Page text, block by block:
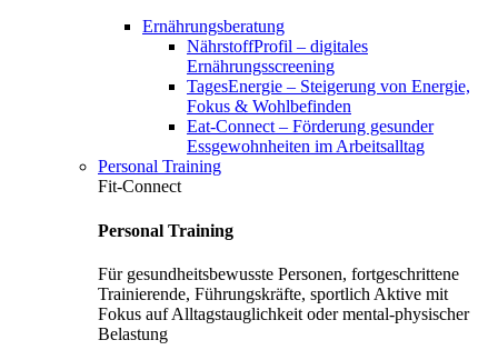
Ernährungsberatung
NährstoffProfil – digitales
Ernährungsscreening
TagesEnergie – Steigerung von Energie,
Fokus & Wohlbefinden
Eat-Connect – Förderung gesunder
Essgewohnheiten im Arbeitsalltag
Personal Training
Fit-Connect
Personal Training
Für gesundheitsbewusste Personen, fortgeschrittene
Trainierende, Führungskräfte, sportlich Aktive mit
Fokus auf Alltagstauglichkeit oder mental-physischer
Belastung